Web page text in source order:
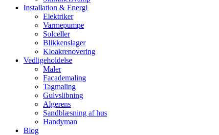
Installation & Energi
Elektriker
Varmepumpe
Solceller
Blikkenslager
Kloakrenovering
Vedligeholdelse
Maler
Facademaling
Tagmaling
Gulvslibning
Algerens
Sandblæsning af hus
Handyman
Blog